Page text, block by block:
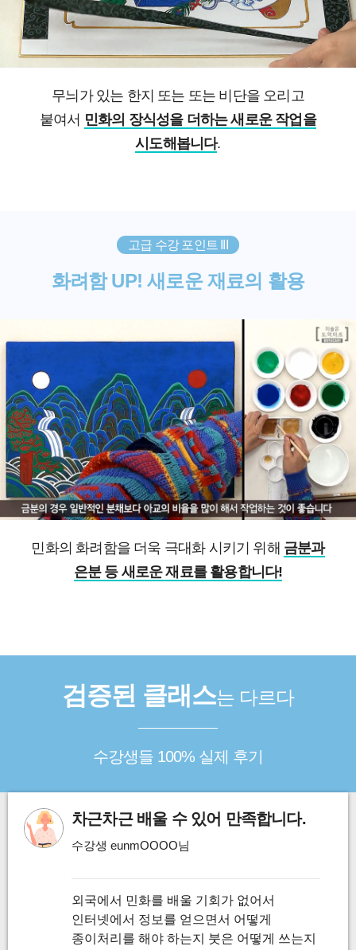
무늬가 있는 한지 또는 또는 비단을 오리고
붙여서 민화의 장식성을 더하는 새로운 작업을
시도해봅니다.
고급 수강 포인트 III
화려함 UP! 새로운 재료의 활용
민화의 화려함을 더욱 극대화 시키기 위해 금분과
은분 등 새로운 재료를 활용합니다!
검증된 클래스는 다르다
수강생들 100% 실제 후기
차근차근 배울 수 있어 만족합니다.
수강생 eunmOOOO님
외국에서 민화를 배울 기회가 없어서
인터넷에서 정보를 얻으면서 어떻게
종이처리를 해야 하는지 붓은 어떻게 쓰는지